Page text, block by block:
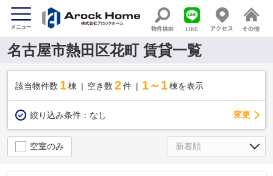
名古屋市熱田区花町 賃貸一覧
該当物件数 1棟 空き数 2 件 1～1 棟を表示
絞り込み条件： なし 変更
空室のみ